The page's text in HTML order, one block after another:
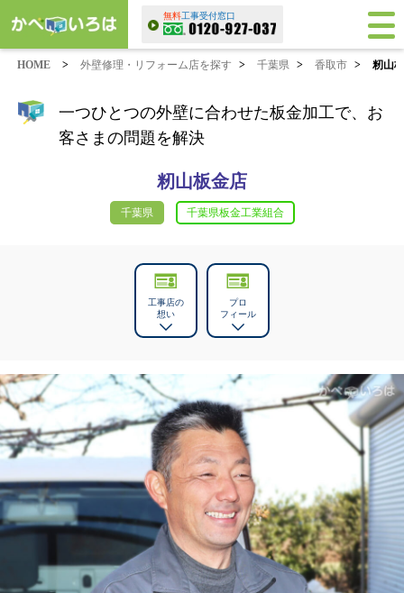
無料工事受付窓口
HOME > 外壁修理・リフォーム店を探す > 千葉県 > 香取市 > 籾山
一つひとつの外壁に合わせた板金加工で、お
客さまの問題を解決
籾山板金店
千葉県 千葉県板金工業組合
工事店の
想い
プロ
フィール